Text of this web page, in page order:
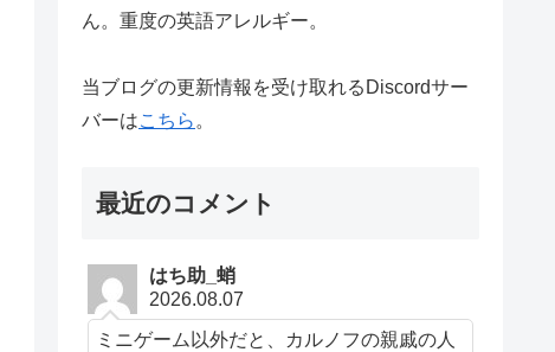
ん。重度の英語アレルギー。
当ブログの更新情報を受け取れるDiscordサー
バーはこちら 。
最近のコメント
はち助_蛸
2026.08.07
ミニゲーム以外だと、カルノフの親戚の人